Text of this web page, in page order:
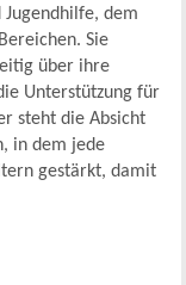
dem
Sie
über ihre
Unterstützung für
steht die Absicht
in dem jede
gestärkt, damit